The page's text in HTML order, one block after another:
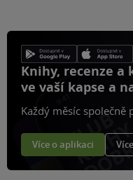
Knihy, recenze a
ve vaší kapse a
Každý měsíc společně
Více o aplikaci